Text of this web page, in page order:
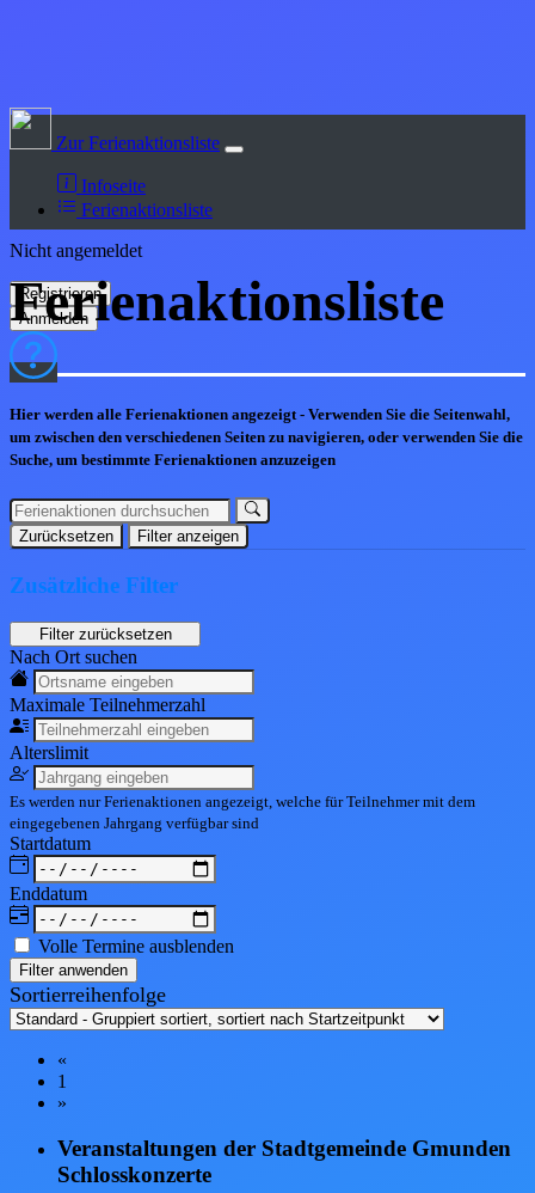
Zur Ferienaktionsliste
Infoseite
Ferienaktionsliste
Nicht angemeldet
Ferienaktionsliste
Hier werden alle Ferienaktionen angezeigt - Verwenden Sie die Seitenwahl,
um zwischen den verschiedenen Seiten zu navigieren, oder verwenden Sie die
Suche, um bestimmte Ferienaktionen anzuzeigen
Zurücksetzen Filter anzeigen
Zusätzliche Filter
Nach Ort suchen
Maximale Teilnehmerzahl
Alterslimit
Es werden nur Ferienaktionen angezeigt, welche für Teilnehmer mit dem
eingegebenen Jahrgang verfügbar sind
Startdatum
Enddatum
Volle Termine ausblenden
Filter anwenden
Sortierreihenfolge
«
1
»
Veranstaltungen der Stadtgemeinde Gmunden
Schlosskonzerte